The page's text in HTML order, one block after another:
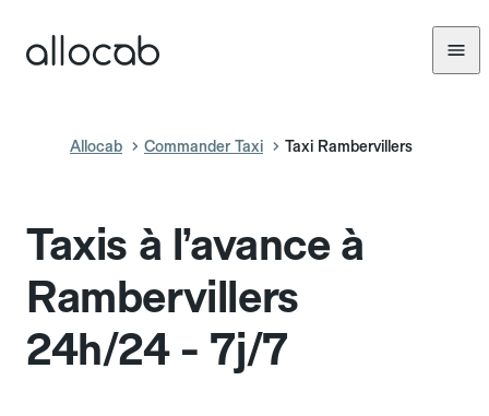
Allocab Commander Taxi Taxi Rambervillers
Taxis à l’avance à
Rambervillers
24h/24 - 7j/7